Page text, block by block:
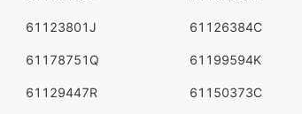
61123801J 61126384C
61178751Q 61199594K
61129447R 61150373C